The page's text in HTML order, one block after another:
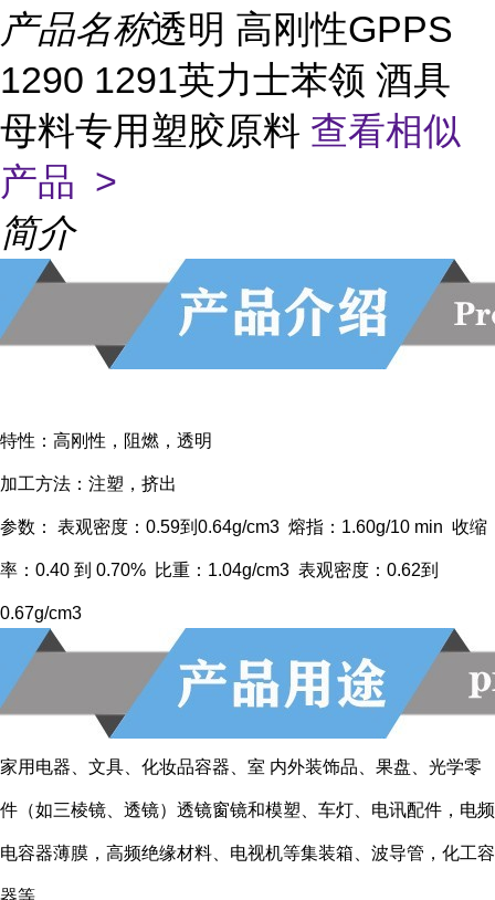
产品名称透明 高刚性GPPS
1290 1291英力士苯领 酒具
母料专用塑胶原料 查看相似
产品 >
简介
特性：高刚性，阻燃，透明
加工方法：注塑，挤出
参数： 表观密度：0.59到0.64g/cm3 熔指：1.60g/10 min 收缩
率：0.40 到 0.70% 比重：1.04g/cm3 表观密度：0.62到
0.67g/cm3
家用电器、文具、化妆品容器、室 内外装饰品、果盘、光学零
件（如三棱镜、透镜）透镜窗镜和模塑、车灯、电讯配件，电频
电容器薄膜，高频绝缘材料、电视机等集装箱、波导管，化工容
器等